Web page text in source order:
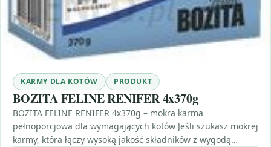
KARMY DLA KOTÓW PRODUKT
BOZITA FELINE RENIFER 4x370g
BOZITA FELINE RENIFER 4x370g – mokra karma
pełnoporcjowa dla wymagających kotów Jeśli szukasz mokrej
karmy, która łączy wysoką jakość składników z wygodą